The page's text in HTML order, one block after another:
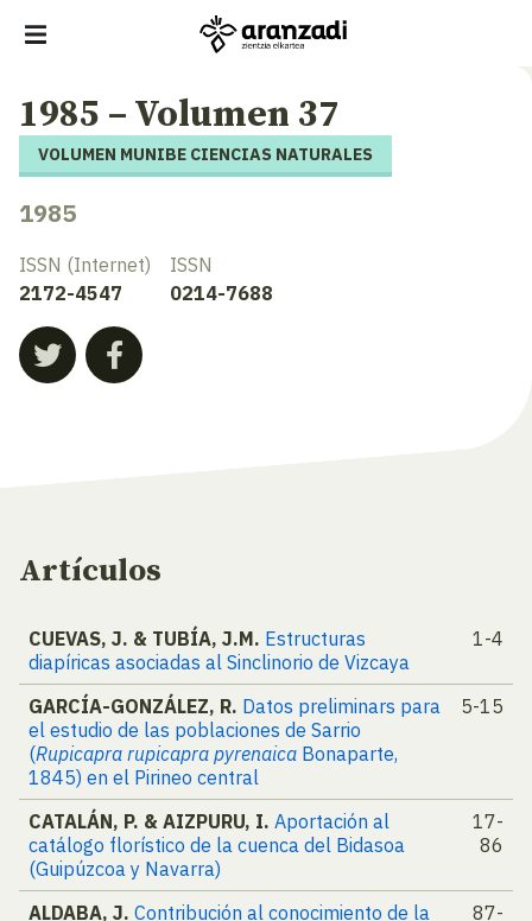
1985 – Volumen 37
VOLUMEN MUNIBE CIENCIAS NATURALES
1985
ISSN (Internet)
2172-4547
ISSN
0214-7688
Artículos
CUEVAS, J. & TUBÍA, J.M. Estructuras
diapíricas asociadas al Sinclinorio de Vizcaya
1-4
GARCÍA-GONZÁLEZ, R. Datos preliminars para
el estudio de las poblaciones de Sarrio
(Rupicapra rupicapra pyrenaica Bonaparte,
1845) en el Pirineo central
5-15
CATALÁN, P. & AIZPURU, I. Aportación al
catálogo florístico de la cuenca del Bidasoa
(Guipúzcoa y Navarra)
17-
86
ALDABA, J. Contribución al conocimiento de la
87-